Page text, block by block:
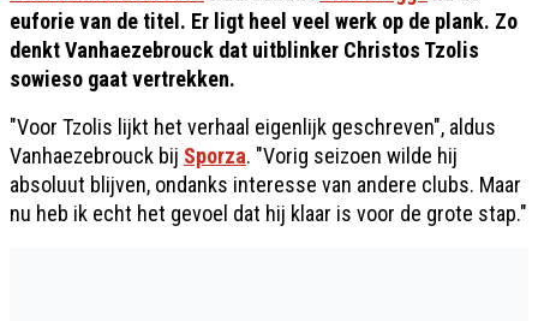
euforie van de titel. Er ligt heel veel werk op de plank. Zo
denkt Vanhaezebrouck dat uitblinker Christos Tzolis
sowieso gaat vertrekken.
"Voor Tzolis lijkt het verhaal eigenlijk geschreven", aldus
Vanhaezebrouck bij Sporza. "Vorig seizoen wilde hij
absoluut blijven, ondanks interesse van andere clubs. Maar
nu heb ik echt het gevoel dat hij klaar is voor de grote stap."